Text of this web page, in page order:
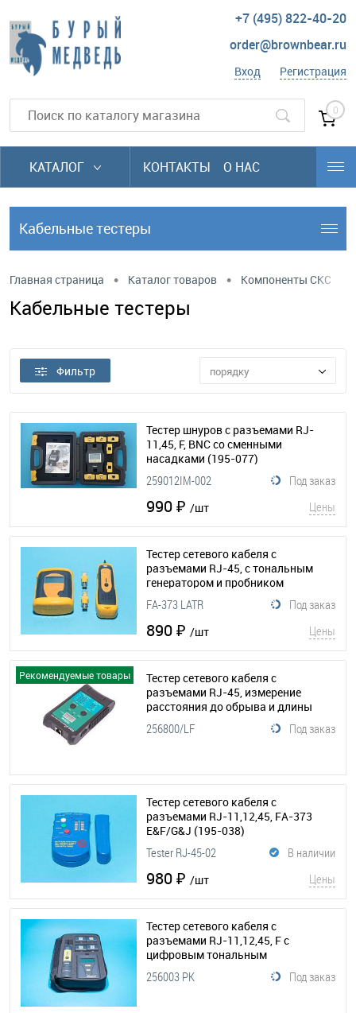
+7 (495) 822-40-20
order@brownbear.ru
Вход Регистрация
0
КАТАЛОГ КОНТАКТЫ О НАС
Кабельные тестеры
Главная страница • Каталог товаров • Компоненты СКС
Кабельные тестеры
Фильтр порядку
Тестер шнуров с разъемами RJ-
11,45, F, BNC со сменными
насадками (195-077)
Под заказ
259012IM-002
990 ₽ /шт Цены
Тестер сетевого кабеля с
разъемами RJ-45, с тональным
генератором и пробником
(195-055)
Под заказ
FA-373 LATR
890 ₽ /шт Цены
Рекомендуемые товары
Тестер сетевого кабеля с
разъемами RJ-45, измерение
расстояния до обрыва и длины
кабеля (195-060) Под заказ
256800/LF
Тестер сетевого кабеля с
разъемами RJ-11,12,45, FA-373
E&F/G&J (195-038)
В наличии
Tester RJ-45-02
980 ₽ /шт Цены
Тестер сетевого кабеля с
разъемами RJ-11,12,45, F с
цифровым тональным
генератором и цифровым
пробником
Под заказ
256003 PK